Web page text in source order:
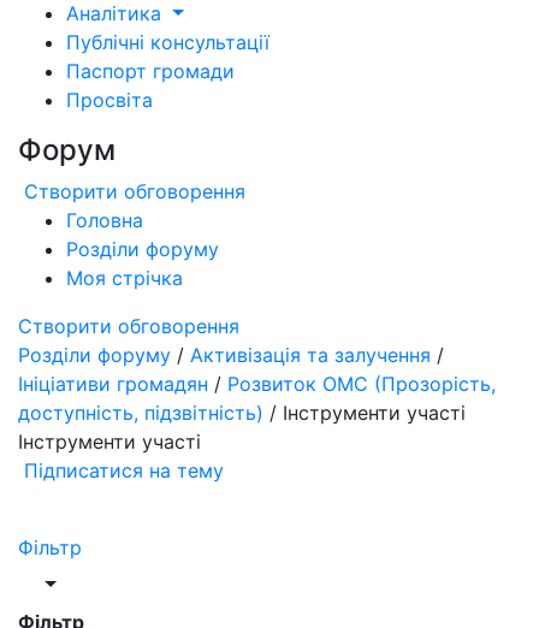
Аналітика
Публічні консультації
Паспорт громади
Просвіта
Форум
Створити обговорення
Головна
Розділи форуму
Моя стрічка
Створити обговорення
Розділи форуму / Активізація та залучення /
Ініціативи громадян / Розвиток ОМС (Прозорість,
доступність, підзвітність) / Інструменти участі
Інструменти участі
Підписатися на тему
Фільтр
Фільтр